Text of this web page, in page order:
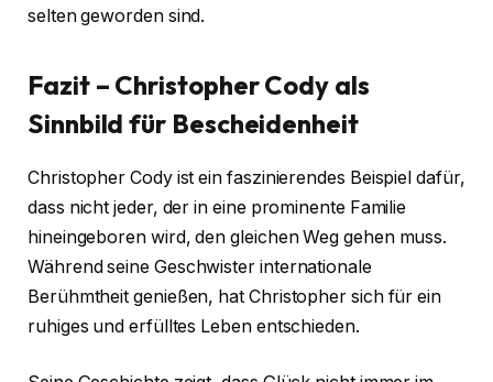
selten geworden sind.
Fazit – Christopher Cody als
Sinnbild für Bescheidenheit
Christopher Cody ist ein faszinierendes Beispiel dafür,
dass nicht jeder, der in eine prominente Familie
hineingeboren wird, den gleichen Weg gehen muss.
Während seine Geschwister internationale
Berühmtheit genießen, hat Christopher sich für ein
ruhiges und erfülltes Leben entschieden.